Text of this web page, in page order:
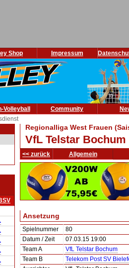
Shop Impressum
Volleyball Community
Regionalliga West Frauen
VfL Telstar
<< zurück Allgemein
Ansetzung
Spielnummer
80
Datum / Zeit
07.03.15 19:00
Team A
VfL Telstar Bochum
Team B
Telekom Post SV